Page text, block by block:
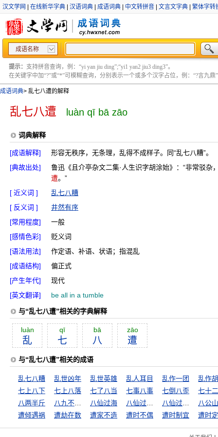
汉文学网 在线新华字典 汉语词典 成语词典 中文转拼音 文言文字典 繁体字转
成语名称
提示： 支持拼音查询，例：“yi yan jiu ding”;“yi1 yan2 jiu3 ding3”。
在关键字中加“?”或“*”可模糊查询，分别表示一个或多个汉字占位，例：“?言九鼎”
成语词典> 乱七八遭的解释
乱七八遭 luàn qī bā zāo
词典解释
[成语解释]
形容无秩序，无条理，乱得不成样子。同“乱七八糟”。
[典故出处]
鲁迅《且介亭杂文二集·人生识字胡涂始》：“非常驳
遭。”
[ 近义词 ]
乱七八糟
[ 反义词 ]
井然有序
[常用程度]
一般
[感情色彩]
贬义词
[语法用法]
作定语、补语、状语；指混乱
[成语结构]
偏正式
[产生年代]
现代
[英文翻译]
be all in a tumble
与“乱七八遭”相关的字典解释
luàn
乱
qī
七
bā
八
zāo
遭
与“乱七八遭”相关的成语
乱七八糟 乱世凶年 乱世英雄 乱人耳目 乱作一团
乱作
七上八下
七上八落 七了八当 七事八事 七倒八歪
七十
八两半斤
八仙过海
遭倾遇祸
遭劫在数 遭家不造 遭时不偶 遭时制宜 遭时